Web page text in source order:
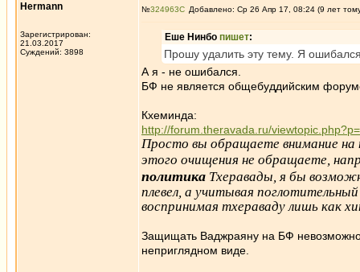
Hermann
Зарегистрирован:
21.03.2017
Суждений: 3898
№324963 Добавлено: Ср 26 Апр 17, 08:24 (9 лет
Еше Нинбо пишет:
Прошу удалить эту тему. Я
А я - не ошибался.
БФ не является общебуддийским
Кхеминда:
http://forum.theravada.ru/
Просто вы обращаете внимание на
этого очищения не обращаете,
политика Тхеравады, я бы
плевел, а учитывая
воспринимая тхераваду лишь как
Защищать Ваджраяну на БФ
неприглядном виде.